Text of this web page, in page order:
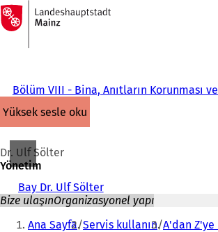
İçeriğe atla
Ana
sayfaya
Bölüm VIII - Bina, Anıtların Korunması
yüksek sesle oku
Dr. Ulf Sölter
Yönetim
Bay Dr. Ulf Sölter
Bize ulaşınOrganizasyonel yapı
Buradasınız:
Ana Sayfa Servis kullanın A'dan